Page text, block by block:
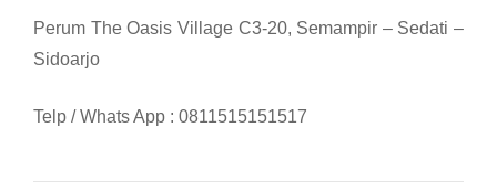
Perum The Oasis Village C3-20, Semampir – Sedati –
Sidoarjo
Telp / Whats App : 0811515151517